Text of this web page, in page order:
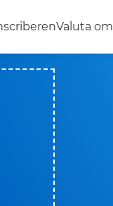
Valuta